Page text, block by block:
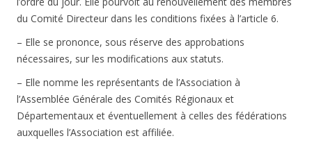
du Comité Directeur dans les conditions fixées à l’article 6.
– Elle se prononce, sous réserve des approbations
nécessaires, sur les modifications aux statuts.
– Elle nomme les représentants de l’Association à
l’Assemblée Générale des Comités Régionaux et
Départementaux et éventuellement à celles des fédérations
auxquelles l’Association est affiliée.